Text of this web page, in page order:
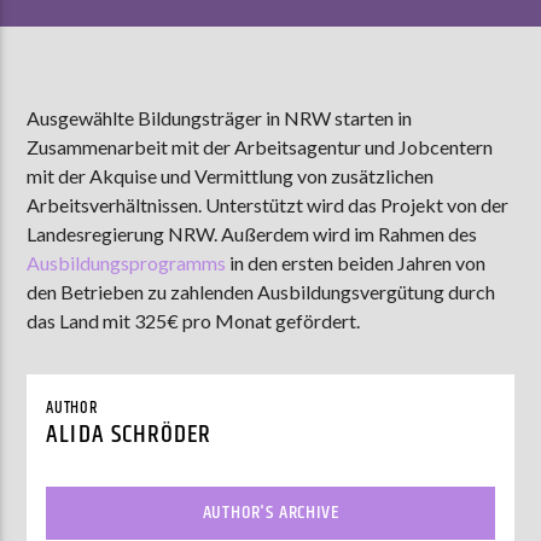
MOEBIUS
00:00 09:00
ZU HÖREN INMünster90,9 MHzSteinfurt103,9 MHz
Ausgewählte Bildungsträger in NRW starten in
Zusammenarbeit mit der Arbeitsagentur und Jobcentern
mit der Akquise und Vermittlung von zusätzlichen
Arbeitsverhältnissen. Unterstützt wird das Projekt von der
Landesregierung NRW. Außerdem wird im Rahmen des
Ausbildungsprogramms in den ersten beiden Jahren von
den Betrieben zu zahlenden Ausbildungsvergütung durch
das Land mit 325€ pro Monat gefördert.
AUTHOR
ALIDA SCHRÖDER
AUTHOR'S ARCHIVE